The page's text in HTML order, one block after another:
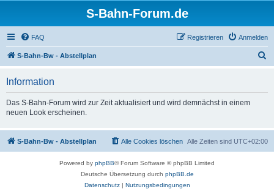
S-Bahn-Forum.de
FAQ Anmelden
Registrieren
S-Bahn-Bw - Abstellplan
Information
Das S-Bahn-Forum wird zur Zeit aktualisiert und wird demnächst in einem
neuen Look erscheinen.
S-Bahn-Bw - Abstellplan Alle Zeiten sind UTC+02:00
Alle Cookies löschen
Powered by phpBB® Forum Software © phpBB Limited
Deutsche Übersetzung durch phpBB.de
Datenschutz| Nutzungsbedingungen